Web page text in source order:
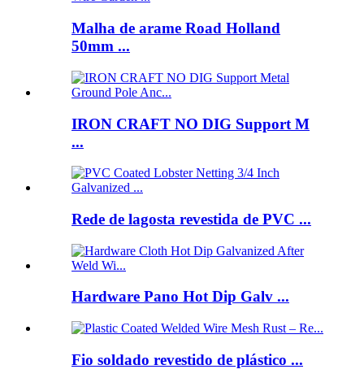
Malha de arame Road Holland
50mm ...
IRON CRAFT NO DIG Support M
...
Rede de lagosta revestida de PVC ...
Hardware Pano Hot Dip Galv ...
Fio soldado revestido de plástico ...